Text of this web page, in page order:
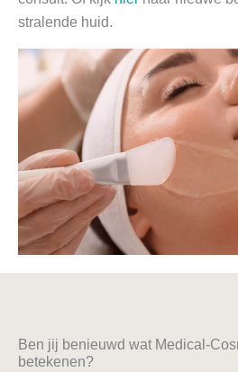
stralende huid.
Ben jij benieuwd wat Medical-
betekenen?